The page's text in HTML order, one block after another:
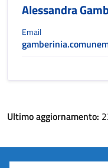
Alessandra
Email
Ultimo aggiornamento: